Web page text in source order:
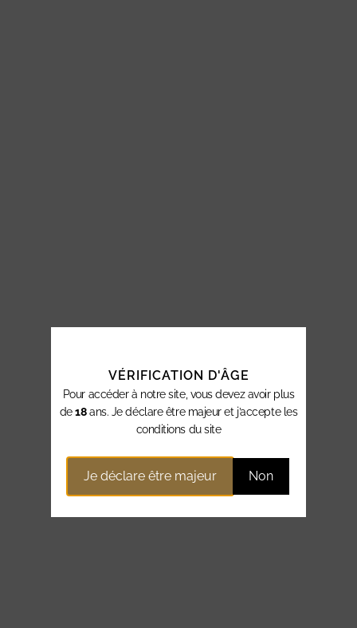
VÉRIFICATION D'ÂGE
Pour accéder à notre site, vous devez avoir plus
de18ans. Je déclare être majeur et j’accepte les
conditions du site
Je déclare être majeur Non